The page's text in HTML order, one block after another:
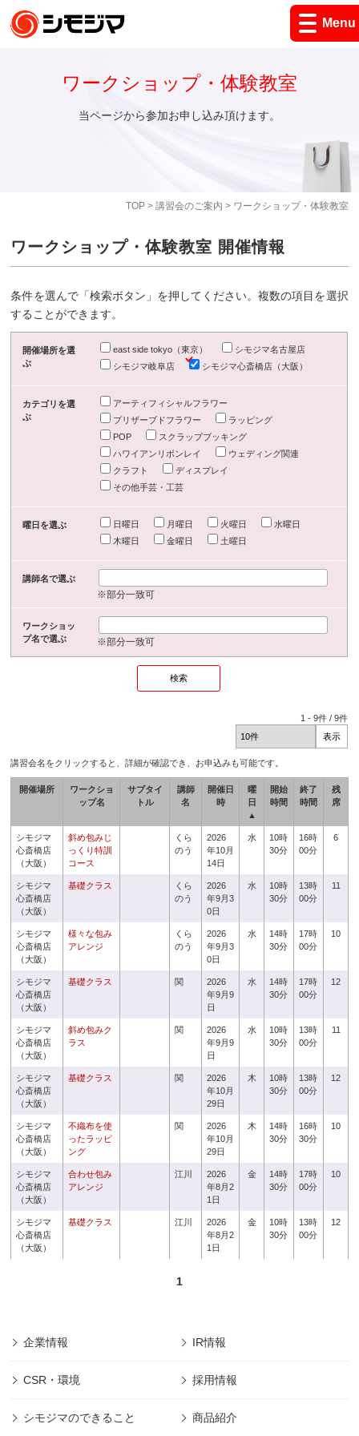
Menu
TOP> 講習会のご案内 > ワークショップ・体験教室
ワークショップ・体験教室
当ページから参加お申し込み頂けます。
ワークショップ・体験教室 開催情報
条件を選んで「検索ボタン」を押してください。複数の項目を選択
することができます。
開催場所を選
ぶ
east side tokyo（東京）
シモジマ名古屋店
シモジマ岐阜店
シモジマ心斎橋店（大阪）
カテゴリを選
ぶ
アーティフィシャルフラワー
プリザーブドフラワー
ラッピング
POP
スクラップブッキング
ハワイアンリボンレイ
ウェディング関連
クラフト
ディスプレイ
その他手芸・工芸
曜日を選ぶ 日曜日 月曜日 火曜日
水曜日
木曜日
金曜日 土曜日
講師名で選ぶ
※部分一致可
ワークショッ
プ名で選ぶ
※部分一致可
1 -9件 /9件
講習会名をクリックすると、詳細が確認でき、お申込みも可能です。
開催場所
ワークショ
ップ名
サブタイ
トル
講師
名
開催日
時
曜
日
▲
開始
時間
終了
時間
残
席
シモジマ
心斎橋店
（大阪）
斜め包みじ
っくり特訓
コース
くら
のう
2026
年10月
14日
水
10時
30分
16時
00分
6
シモジマ
心斎橋店
（大阪）
基礎クラス
くら
のう
2026
年9月3
0日
水
10時
30分
13時
00分
11
シモジマ
心斎橋店
（大阪）
様々な包み
アレンジ
くら
のう
2026
年9月3
0日
水
14時
30分
17時
00分
10
シモジマ
心斎橋店
（大阪）
基礎クラス 関
2026
年9月9
日
水
14時
30分
17時
00分
12
シモジマ
心斎橋店
（大阪）
斜め包みク
ラス
関
2026
年9月9
日
水
10時
30分
13時
00分
11
シモジマ
心斎橋店
（大阪）
基礎クラス 関
2026
年10月
29日
木
10時
30分
13時
00分
12
シモジマ
心斎橋店
（大阪）
不織布を使
ったラッピ
ング
関
2026
年10月
29日
木
14時
30分
16時
30分
10
シモジマ
心斎橋店
（大阪）
合わせ包み
アレンジ
江川
2026
年8月2
1日
金
14時
30分
17時
00分
10
シモジマ
心斎橋店
（大阪）
基礎クラス 江川
2026
年8月2
1日
金
10時
30分
13時
00分
12
1
企業情報 IR情報
CSR・環境 採用情報
シモジマのできること 商品紹介